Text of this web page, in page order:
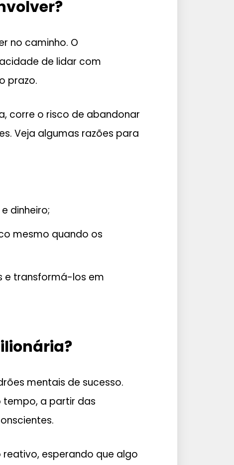
no caminho. O
de lidar com
prazo.
corre o risco de abandonar
Veja algumas razões para
dinheiro;
mesmo quando os
e transformá-los em
mentais de sucesso.
tempo, a partir das
esperando que algo